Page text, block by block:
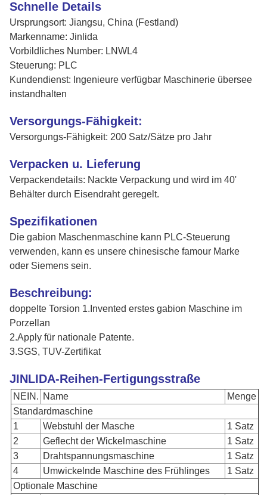
Schnelle Details
Ursprungsort: Jiangsu, China (Festland)
Markenname: Jinlida
Vorbildliches Number: LNWL4
Steuerung: PLC
Kundendienst: Ingenieure verfügbar Maschinerie übersee
instandhalten
Versorgungs-Fähigkeit:
Versorgungs-Fähigkeit: 200 Satz/Sätze pro Jahr
Verpacken u. Lieferung
Verpackendetails: Nackte Verpackung und wird im 40'
Behälter durch Eisendraht geregelt.
Spezifikationen
Die gabion Maschenmaschine kann PLC-Steuerung
verwenden, kann es unsere chinesische famour Marke
oder Siemens sein.
Beschreibung:
doppelte Torsion 1.Invented erstes gabion Maschine im
Porzellan
2.Apply für nationale Patente.
3.SGS, TUV-Zertifikat
JINLIDA-Reihen-Fertigungsstraße
NEIN. Name
Menge
Standardmaschine
1
Webstuhl der Masche
1 Satz
2
Geflecht der Wickelmaschine
1 Satz
3
Drahtspannungsmaschine
1 Satz
4
Umwickelnde Maschine des Frühlinges
1 Satz
Optionale Maschine